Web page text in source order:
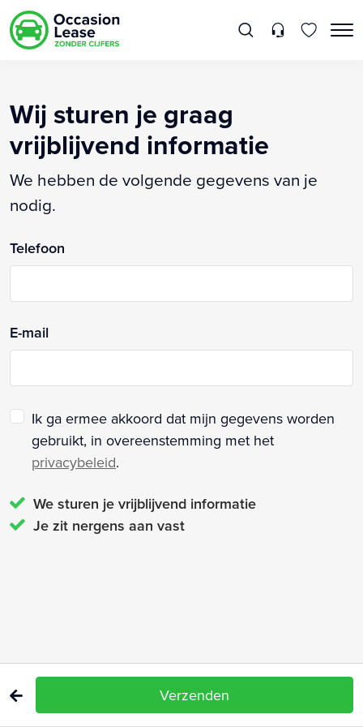
Wij sturen je graag
vrijblijvend informatie
We hebben de volgende gegevens van je
nodig.
Telefoon
E-mail
Ik ga ermee akkoord dat mijn gegevens worden
gebruikt, in overeenstemming met het
privacybeleid.
We sturen je vrijblijvend informatie
Je zit nergens aan vast
Verzenden